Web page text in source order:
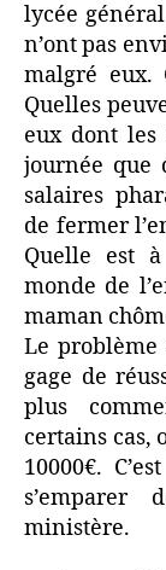
lycée
n’ont pas
malgré eux.
Quelles
eux dont les
journée que
salaires
de fermer
Quelle est
monde de
maman
Le problème
gage de
plus
certains cas,
10000€.
s’emparer
ministère.